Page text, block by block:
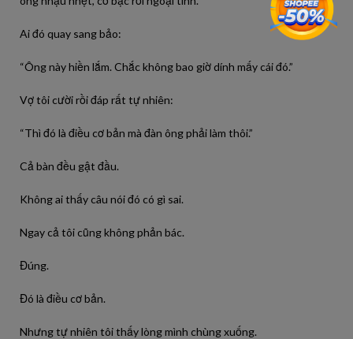
Ai đó quay sang bảo:
“Ông này hiền lắm. Chắc không bao giờ dính mấy cái đó.”
Vợ tôi cười rồi đáp rất tự nhiên:
“Thì đó là điều cơ bản mà đàn ông phải làm thôi.”
Cả bàn đều gật đầu.
Không ai thấy câu nói đó có gì sai.
Ngay cả tôi cũng không phản bác.
Đúng.
Đó là điều cơ bản.
Nhưng tự nhiên tôi thấy lòng mình chùng xuống.